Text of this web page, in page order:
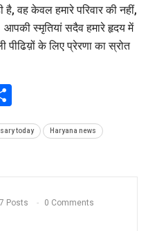
वह केवल हमारे परिवार की नहीं,
आपकी स्मृतियां सदैव हमारे हृदय में
के लिए प्रेरणा का स्रोत
today Haryana news
Posts 0 Comments